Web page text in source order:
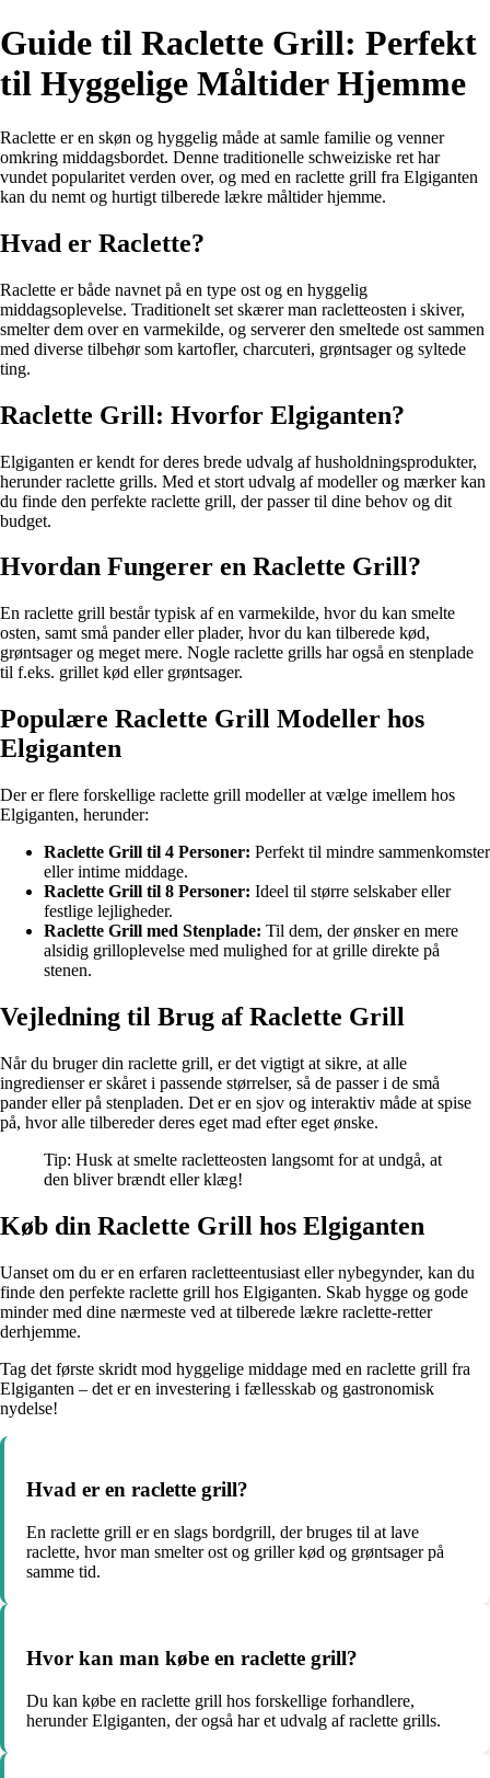
Guide til Raclette Grill: Perfekt
til Hyggelige Måltider Hjemme
Raclette er en skøn og hyggelig måde at samle familie og venner
omkring middagsbordet. Denne traditionelle schweiziske ret har
vundet popularitet verden over, og med en raclette grill fra Elgiganten
kan du nemt og hurtigt tilberede lækre måltider hjemme.
Hvad er Raclette?
Raclette er både navnet på en type ost og en hyggelig
middagsoplevelse. Traditionelt set skærer man racletteosten i skiver,
smelter dem over en varmekilde, og serverer den smeltede ost sammen
med diverse tilbehør som kartofler, charcuteri, grøntsager og syltede
ting.
Raclette Grill: Hvorfor Elgiganten?
Elgiganten er kendt for deres brede udvalg af husholdningsprodukter,
herunder raclette grills. Med et stort udvalg af modeller og mærker kan
du finde den perfekte raclette grill, der passer til dine behov og dit
budget.
Hvordan Fungerer en Raclette Grill?
En raclette grill består typisk af en varmekilde, hvor du kan smelte
osten, samt små pander eller plader, hvor du kan tilberede kød,
grøntsager og meget mere. Nogle raclette grills har også en stenplade
til f.eks. grillet kød eller grøntsager.
Populære Raclette Grill Modeller hos
Elgiganten
Der er flere forskellige raclette grill modeller at vælge imellem hos
Elgiganten, herunder:
Raclette Grill til 4 Personer: Perfekt til mindre sammenkomster
eller intime middage.
Raclette Grill til 8 Personer: Ideel til større selskaber eller
festlige lejligheder.
Raclette Grill med Stenplade: Til dem, der ønsker en mere
alsidig grilloplevelse med mulighed for at grille direkte på
stenen.
Vejledning til Brug af Raclette Grill
Når du bruger din raclette grill, er det vigtigt at sikre, at alle
ingredienser er skåret i passende størrelser, så de passer i de små
pander eller på stenpladen. Det er en sjov og interaktiv måde at spise
på, hvor alle tilbereder deres eget mad efter eget ønske.
Tip: Husk at smelte racletteosten langsomt for at undgå, at
den bliver brændt eller klæg!
Køb din Raclette Grill hos Elgiganten
Uanset om du er en erfaren racletteentusiast eller nybegynder, kan du
finde den perfekte raclette grill hos Elgiganten. Skab hygge og gode
minder med dine nærmeste ved at tilberede lækre raclette-retter
derhjemme.
Tag det første skridt mod hyggelige middage med en raclette grill fra
Elgiganten – det er en investering i fællesskab og gastronomisk
nydelse!
Hvad er en raclette grill?
En raclette grill er en slags bordgrill, der bruges til at lave
raclette, hvor man smelter ost og griller kød og grøntsager på
samme tid.
Hvor kan man købe en raclette grill?
Du kan købe en raclette grill hos forskellige forhandlere,
herunder Elgiganten, der også har et udvalg af raclette grills.